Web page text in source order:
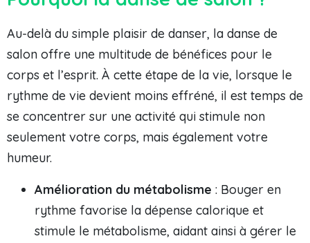
Au-delà du simple plaisir de danser, la danse de
salon offre une multitude de bénéfices pour le
corps et l’esprit. À cette étape de la vie, lorsque le
rythme de vie devient moins effréné, il est temps de
se concentrer sur une activité qui stimule non
seulement votre corps, mais également votre
humeur.
Amélioration du métabolisme : Bouger en
rythme favorise la dépense calorique et
stimule le métabolisme, aidant ainsi à gérer le